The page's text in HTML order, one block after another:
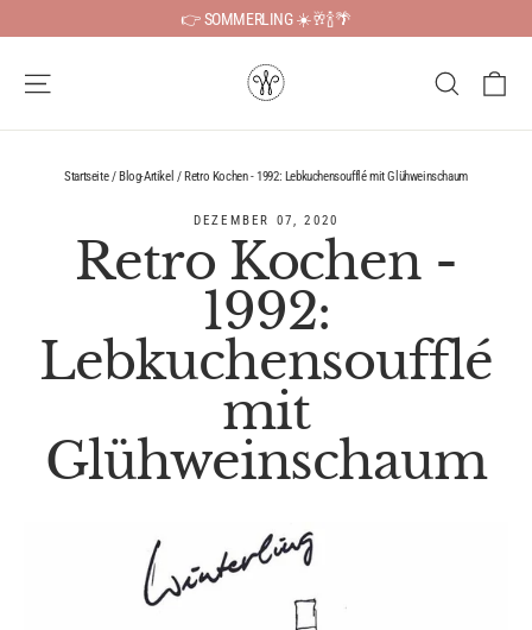
zum
Inhalt
👉 SOMMERLING ☀️🥂🍾🌴
Suche
Startseite / Blog-Artikel / Retro Kochen - 1992: Lebkuchensoufflé mit Glühweinschaum
DEZEMBER 07, 2020
Retro Kochen -
1992:
Lebkuchensoufflé
mit
Glühweinschaum